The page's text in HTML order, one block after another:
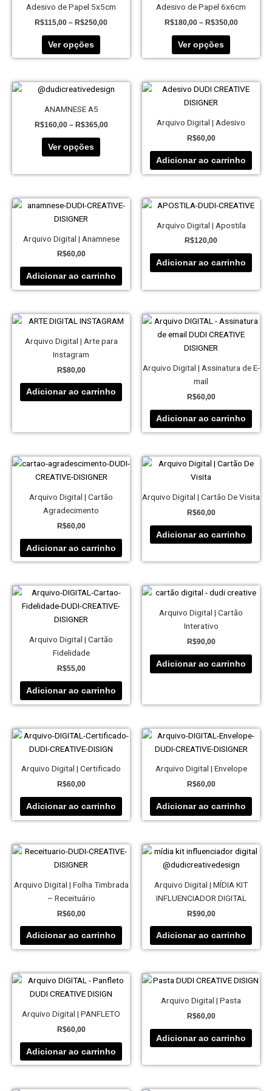
do
produto
Adesivo de Papel 5x5cm
R$115,00 – R$250,00
R$115,00
R$250,00
Ver opções
tem
várias
variantes.
As
podem
ser
na
Adesivo de Papel 6x6cm
R$180,00 – R$350,00
R$180,00
R$350,00
Ver opções
tem
várias
variantes.
As
podem
ser
na
produto
ANAMNESE A5
R$160,00 – R$365,00
Price
range:
R$365,00
Ver opções
Este
várias
variantes.
As
ser
escolhidas
página
Arquivo Digital | Adesivo
R$60,00
Adicionar ao carrinho
Arquivo Digital | Anamnese
R$60,00
Adicionar ao carrinho
Arquivo Digital | Apostila
R$120,00
Adicionar ao carrinho
Arquivo Digital | Arte para
Instagram
R$80,00
Adicionar ao carrinho
Arquivo Digital | Assinatura de E-
mail
R$60,00
Adicionar ao carrinho
Arquivo Digital | Cartão
Agradecimento
R$60,00
Adicionar ao carrinho
Arquivo Digital | Cartão De Visita
R$60,00
Adicionar ao carrinho
Arquivo Digital | Cartão
Fidelidade
R$55,00
Adicionar ao carrinho
Arquivo Digital | Cartão
Interativo
R$90,00
Adicionar ao carrinho
Arquivo Digital | Certificado
R$60,00
Adicionar ao carrinho
Arquivo Digital | Envelope
R$60,00
Adicionar ao carrinho
Arquivo Digital | Folha Timbrada
– Receituário
R$60,00
Adicionar ao carrinho
Arquivo Digital | MÍDIA KIT
INFLUENCIADOR DIGITAL
R$90,00
Adicionar ao carrinho
Arquivo Digital | PANFLETO
R$60,00
Adicionar ao carrinho
Arquivo Digital | Pasta
R$60,00
Adicionar ao carrinho